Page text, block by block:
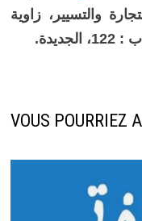
والتسيير، زاوية
VOUS POURRIEZ